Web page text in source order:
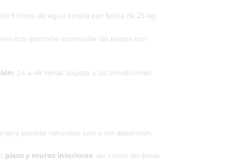
5 litros de agua limpia por bolsa de 25 kg
(permite acomodar las piezas con
24 a 48 horas (sujeto a las condiciones
y piedras naturales con o sin absorción.
pisos y muros interiores, así como en áreas